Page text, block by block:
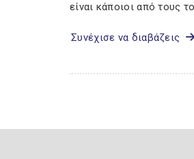
είναι κάποιοι από τους
Συνέχισε να διαβάζεις